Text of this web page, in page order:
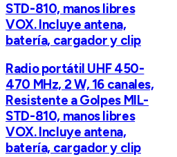
STD-810, manos libres
VOX. Incluye antena,
batería, cargador y clip
Radio portátil UHF 450-
470 MHz, 2 W, 16 canales,
Resistente a Golpes MIL-
STD-810, manos libres
VOX. Incluye antena,
batería, cargador y clip